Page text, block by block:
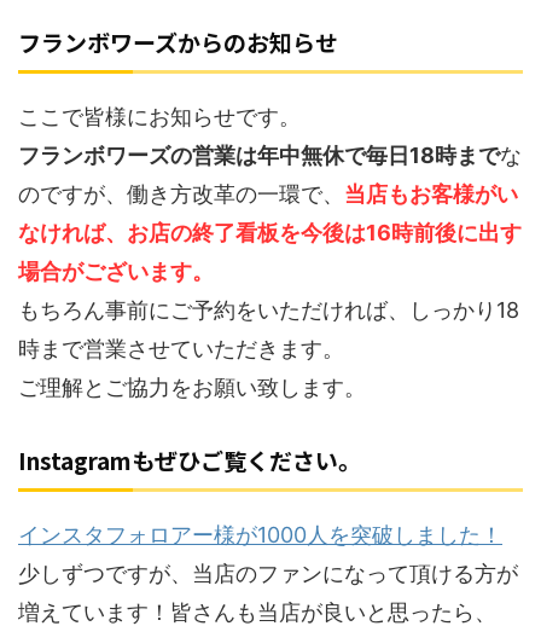
フランボワーズからのお知らせ
ここで皆様にお知らせです。
フランボワーズの営業は年中無休で毎日18時までな
のですが、働き方改革の一環で、 当店もお客様がい
なければ、お店の終了看板を今後は16時前後に出す
場合がございます。
もちろん事前にご予約をいただければ、しっかり18
時まで営業させていただきます。
ご理解とご協力をお願い致します。
Instagramもぜひご覧ください。
インスタフォロアー様が1000人を突破しました！
少しずつですが、当店のファンになって頂ける方が
増えています！皆さんも当店が良いと思ったら、